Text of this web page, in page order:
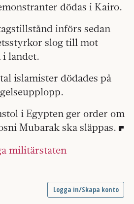
dödas i Kairo.
införs sedan
slog till mot
landet.
islamister dödades på
i Egypten ger order om
Mubarak ska släppas.
militärstaten